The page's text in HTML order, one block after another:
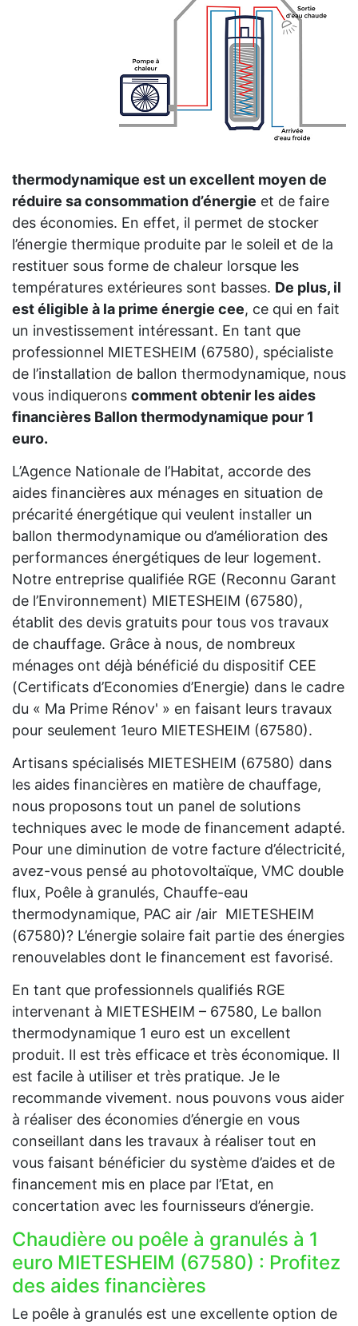
thermodynamique est un excellent moyen de
réduire sa consommation d’énergie et de faire
des économies. En effet, il permet de stocker
l’énergie thermique produite par le soleil et de la
restituer sous forme de chaleur lorsque les
températures extérieures sont basses. De plus, il
est éligible à la prime énergie cee, ce qui en fait
un investissement intéressant. En tant que
professionnel MIETESHEIM (67580), spécialiste
de l’installation de ballon thermodynamique, nous
vous indiquerons comment obtenir les aides
financières Ballon thermodynamique pour 1
euro.
L’Agence Nationale de l’Habitat, accorde des
aides financières aux ménages en situation de
précarité énergétique qui veulent installer un
ballon thermodynamique ou d’amélioration des
performances énergétiques de leur logement.
Notre entreprise qualifiée RGE (Reconnu Garant
de l’Environnement) MIETESHEIM (67580),
établit des devis gratuits pour tous vos travaux
de chauffage. Grâce à nous, de nombreux
ménages ont déjà bénéficié du dispositif CEE
(Certificats d’Economies d’Energie) dans le cadre
du « Ma Prime Rénov' » en faisant leurs travaux
pour seulement 1euro MIETESHEIM (67580).
Artisans spécialisés MIETESHEIM (67580) dans
les aides financières en matière de chauffage,
nous proposons tout un panel de solutions
techniques avec le mode de financement adapté.
Pour une diminution de votre facture d’électricité,
avez-vous pensé au photovoltaïque, VMC double
flux, Poêle à granulés, Chauffe-eau
thermodynamique, PAC air /air MIETESHEIM
(67580)? L’énergie solaire fait partie des énergies
renouvelables dont le financement est favorisé.
En tant que professionnels qualifiés RGE
intervenant à MIETESHEIM – 67580, Le ballon
thermodynamique 1 euro est un excellent
produit. Il est très efficace et très économique. Il
est facile à utiliser et très pratique. Je le
recommande vivement. nous pouvons vous aider
à réaliser des économies d’énergie en vous
conseillant dans les travaux à réaliser tout en
vous faisant bénéficier du système d’aides et de
financement mis en place par l’Etat, en
concertation avec les fournisseurs d’énergie.
Chaudière ou poêle à granulés à 1
euro MIETESHEIM (67580) : Profitez
des aides financières
Le poêle à granulés est une excellente option de